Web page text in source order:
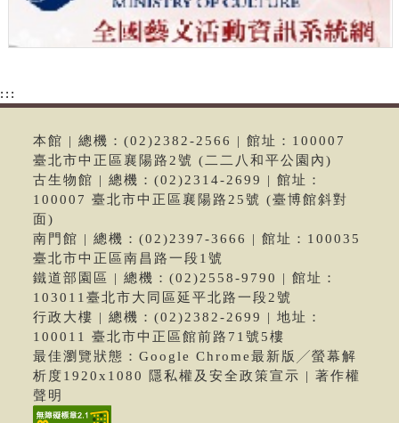
:::
本館 | 總機：(02)2382-2566 | 館址：100007
臺北市中正區襄陽路2號 (二二八和平公園內)
古生物館 | 總機：(02)2314-2699 | 館址：
100007 臺北市中正區襄陽路25號 (臺博館斜對
面)
南門館 | 總機：(02)2397-3666 | 館址：100035
臺北市中正區南昌路一段1號
鐵道部園區 | 總機：(02)2558-9790 | 館址：
103011臺北市大同區延平北路一段2號
行政大樓 | 總機：(02)2382-2699 | 地址：
100011 臺北市中正區館前路71號5樓
最佳瀏覽狀態：Google Chrome最新版╱螢幕解
析度1920x1080 隱私權及安全政策宣示 | 著作權
聲明